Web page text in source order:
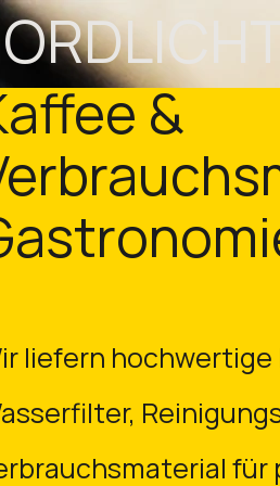
&
liefern hochwertige
für